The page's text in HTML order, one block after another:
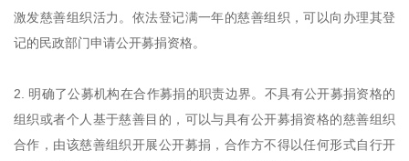
激发慈善组织活力。依法登记满一年的慈善组织，可以向办理其登
记的民政部门申请公开募捐资格。
2. 明确了公募机构在合作募捐的职责边界。不具有公开募捐资格的
组织或者个人基于慈善目的，可以与具有公开募捐资格的慈善组织
合作，由该慈善组织开展公开募捐，合作方不得以任何形式自行开